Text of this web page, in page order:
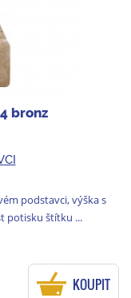
bronz
podstavci, výška s
potisku štítku ...
KOUPIT